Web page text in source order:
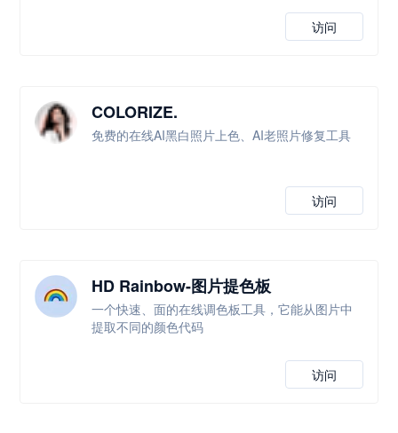
访问
COLORIZE.
免费的在线AI黑白照片上色、AI老照片修复工具
访问
HD Rainbow-图片提色板
一个快速、面的在线调色板工具，它能从图片中
提取不同的颜色代码
访问